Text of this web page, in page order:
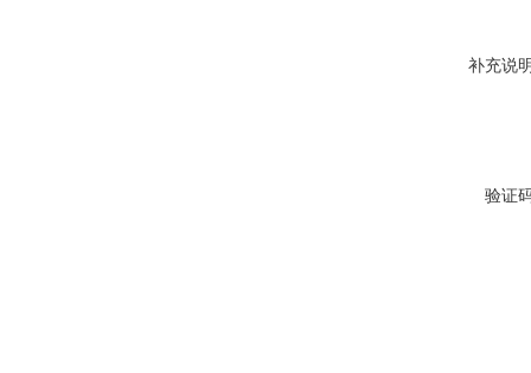
补充说
验证